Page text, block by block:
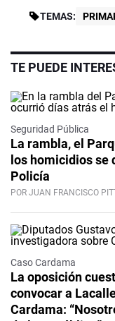
TEMAS:
TE PUEDE
Seguridad Pública
La rambla, el
los homicidios se
Policía
POR JUAN FRANCISCO
Caso Cardama
La oposición
convocar a
Cardama: